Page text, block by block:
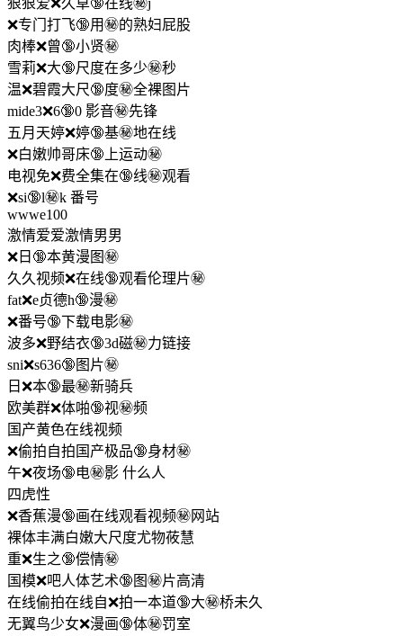
❌专门打飞🔞用㊙️的熟妇屁股
肉棒❌曾🔞小贤㊙️
雪莉❌大🔞尺度在多少㊙️秒
温❌碧霞大尺🔞度㊙️全裸图片
mide3❌6🔞0 影音㊙️先锋
五月天婷❌婷🔞基㊙️地在线
❌白嫩帅哥床🔞上运动㊙️
电视免❌费全集在🔞线㊙️观看
❌si🔞l㊙️k 番号
wwwe100
激情爱爱激情男男
❌日🔞本黄漫图㊙️
久久视频❌在线🔞观看伦理片㊙️
fat❌e贞德h🔞漫㊙️
❌番号🔞下载电影㊙️
波多❌野结衣🔞3d磁㊙️力链接
sni❌s636🔞图片㊙️
日❌本🔞最㊙️新骑兵
欧美群❌体啪🔞视㊙️频
国产黄色在线视频
❌偷拍自拍国产极品🔞身材㊙️
午❌夜场🔞电㊙️影 什么人
四虎性
❌香蕉漫🔞画在线观看视频㊙️网站
裸体丰满白嫩大尺度尤物莜慧
重❌生之🔞偿情㊙️
国模❌吧人体艺术🔞图㊙️片高清
在线偷拍在线自❌拍一本道🔞大㊙️桥未久
无翼鸟少女❌漫画🔞体㊙️罚室